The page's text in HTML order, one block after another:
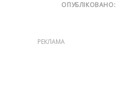
ОПУБЛІКОВАНО: